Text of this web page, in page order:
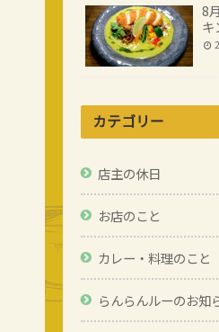
8
キ
カテゴリー
店主の休日
お店のこと
カレー・料理のこと
らんらんルーのお知